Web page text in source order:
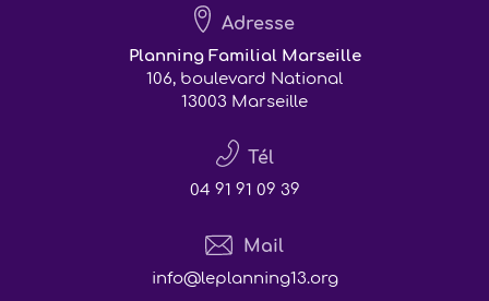
Adresse
Planning Familial Marseille
106, boulevard National
13003 Marseille
Tél
04 91 91 09 39
Mail
info@leplanning13.org